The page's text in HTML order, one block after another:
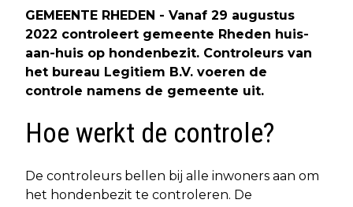
GEMEENTE RHEDEN - Vanaf 29 augustus
2022 controleert gemeente Rheden huis-
aan-huis op hondenbezit. Controleurs van
het bureau Legitiem B.V. voeren de
controle namens de gemeente uit.
Hoe werkt de controle?
De controleurs bellen bij alle inwoners aan om
het hondenbezit te controleren. De